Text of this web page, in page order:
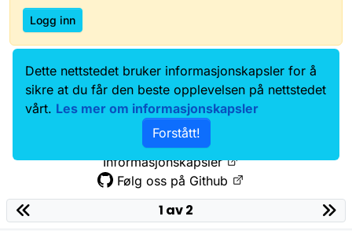
Logg inn
Data.norge.no
Kontakt oss
Samtykke og brukervilkår
Tilgjengelighetserklæring
Personvernerklæring
Informasjonskapsler
Følg oss på Github
1 av 2
Dette nettstedet bruker informasjonskapsler for å
sikre at du får den beste opplevelsen på nettstedet
vårt. Les mer om informasjonskapsler
Forstått!